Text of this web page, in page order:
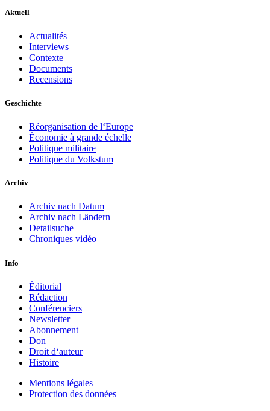
Aktuell
Actualités
Interviews
Contexte
Documents
Recensions
Geschichte
Réorganisation de l‘Europe
Économie à grande échelle
Politique militaire
Politique du Volkstum
Archiv
Archiv nach Datum
Archiv nach Ländern
Detailsuche
Chroniques vidéo
Info
Éditorial
Rédaction
Conférenciers
Newsletter
Abonnement
Don
Droit d‘auteur
Histoire
Mentions légales
Protection des données